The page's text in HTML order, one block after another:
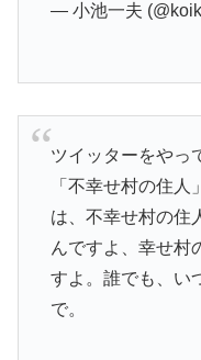
— 小池一夫
ツイッターをやっ
「不幸せ村の住
は、不幸せ村の住
んですよ、幸せ村
すよ。誰でも、い
で。